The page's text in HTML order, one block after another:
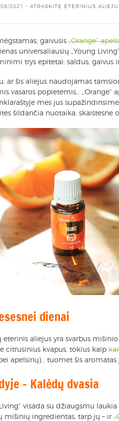
2021 - ATRASKITE ETERINIUS
gaivusis „Orange“
universaliausių „Young
trys epitetai: saldus, gaivus
ar šis aliejus naudojamas
vasaros popietėmis… „Orange“
mes jus
šildančia nuotaika, skaistesne
dienai
eterinis aliejus yra svarbus mišinio
citrusinius kvapus, tokius kaip
apelsinų)… tuomet šis aromatas
– Kalėdų dvasia
Living“ visada su džiaugsmu
mišinių ingredientas, tarp jų – ir